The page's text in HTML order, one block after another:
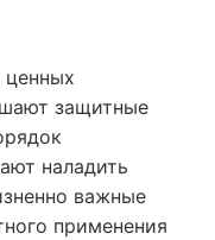
ценных
защитные
наладить
важные
применения